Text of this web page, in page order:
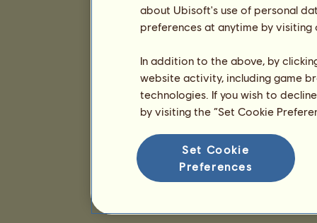
about Ubisoft's use of personal
preferences at anytime by
In addition to the above, by
website activity, including game
technologies. If you wish to
by visiting the “Set Cookie
Set Cookie
Preferences